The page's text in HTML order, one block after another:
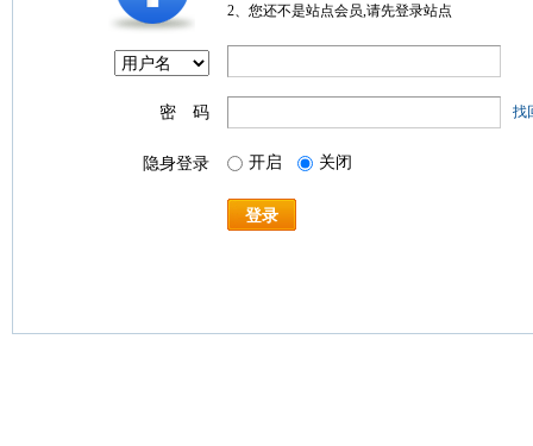
2、您还不是站点会员,请先登录站点
密 码 找
隐身登录 开启 关闭
登录